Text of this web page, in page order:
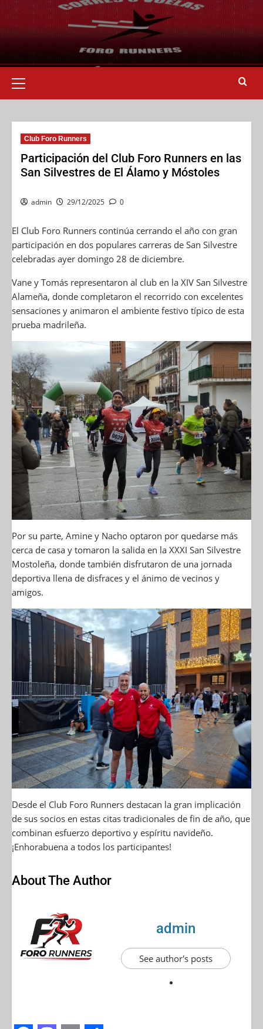
Club Foro Runners
Participación del Club Foro Runners en las
San Silvestres de El Álamo y Móstoles
admin 29/12/2025 0
El Club Foro Runners continúa cerrando el año con gran
participación en dos populares carreras de San Silvestre
celebradas ayer domingo 28 de diciembre.
Vane y Tomás representaron al club en la XIV San Silvestre
Alameña, donde completaron el recorrido con excelentes
sensaciones y animaron el ambiente festivo típico de esta
prueba madrileña.
Por su parte, Amine y Nacho optaron por quedarse más
cerca de casa y tomaron la salida en la XXXI San Silvestre
Mostoleña, donde también disfrutaron de una jornada
deportiva llena de disfraces y el ánimo de vecinos y
amigos.
Desde el Club Foro Runners destacan la gran implicación
de sus socios en estas citas tradicionales de fin de año, que
combinan esfuerzo deportivo y espíritu navideño.
¡Enhorabuena a todos los participantes!
About The Author
admin
See author's posts